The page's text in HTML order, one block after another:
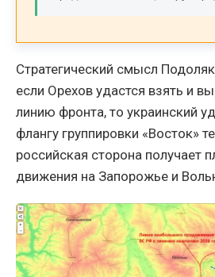
Стратегический смысл
если Орехов удастся взять и
линию фронта, то украинский
флангу группировки «Восток»
российская сторона получает
движения на Запорожье и